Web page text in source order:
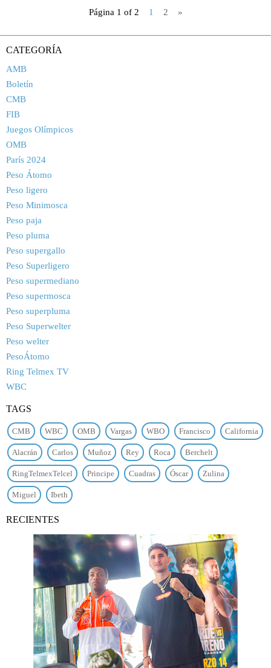
Página 1 of 2 1 2 »
CATEGORÍA
AMB
Boletín
CMB
FIB
Juegos Olímpicos
OMB
París 2024
Peso Átomo
Peso ligero
Peso Minimosca
Peso paja
Peso pluma
Peso supergallo
Peso Superligero
Peso supermediano
Peso supermosca
Peso superpluma
Peso Superwelter
Peso welter
PesoÁtomo
Ring Telmex TV
WBC
TAGS
CMB WBC OMB Vargas WBO Francisco California
Alacrán Carlos Muñoz Rey Roca Berchelt
RingTelmexTelcel Principe Cuadras Óscar Zulina
Miguel Ibeth
RECIENTES